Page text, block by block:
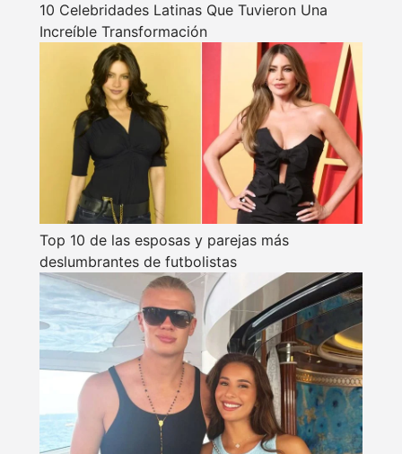
10 Celebridades Latinas Que Tuvieron Una
Increíble Transformación
Top 10 de las esposas y parejas más
deslumbrantes de futbolistas